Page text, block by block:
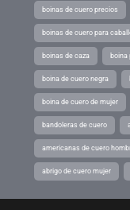
boinas de cuero precios
boinas de cuero para
boinas de caza boina
boina de cuero negra
boina de cuero de mujer
bandoleras de cuero
americanas de cuero
abrigo de cuero mujer